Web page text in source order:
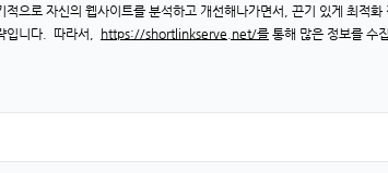
으로 자신의 웹사이트를 분석하고 개선해나가면서, 끈기 있게 최적
입니다. 따라서,
https://shortlinkserve.net/를 통해 많은 정보를 수